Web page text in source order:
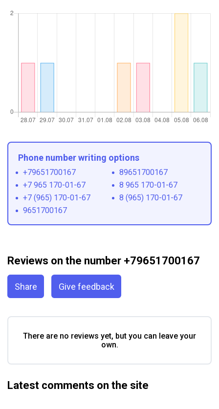
Phone number writing options
+79651700167
89651700167
+7 965 170-01-67
8 965 170-01-67
+7 (965) 170-01-67
8 (965) 170-01-67
9651700167
Reviews on the number +79651700167
Share Give feedback
There are no reviews yet, but you can leave your
own.
Latest comments on the site